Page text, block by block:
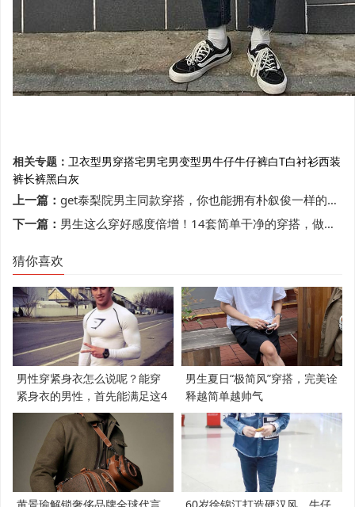
相关专题： 卫衣型男穿搭宅男宅男变型男牛仔牛仔裤白T白衬衫西装
裤长裤黑白灰
上一篇： get泰梨院男主同款穿搭，你也能拥有朴叙俊一样的男神气质！
下一篇： 男生这么穿好感度倍增！14套简单干净的穿搭，做个会穿搭的男神吧
猜你喜欢
男性穿紧身衣怎么说呢？能穿
紧身衣的男性，首先能满足这4
个条件
男生夏日“极简风”穿搭，完美诠
释越简单越帅气